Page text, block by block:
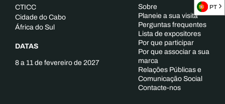
CTICC
Cidade do Cabo
África do Sul
DATAS
8 a 11 de fevereiro de 2027
Sobre
Planeie a sua visita
Perguntas frequentes
Lista de expositores
Por que participar
Por que associar a sua
marca
Relações Públicas e
Comunicação Social
Contacte-nos
PT